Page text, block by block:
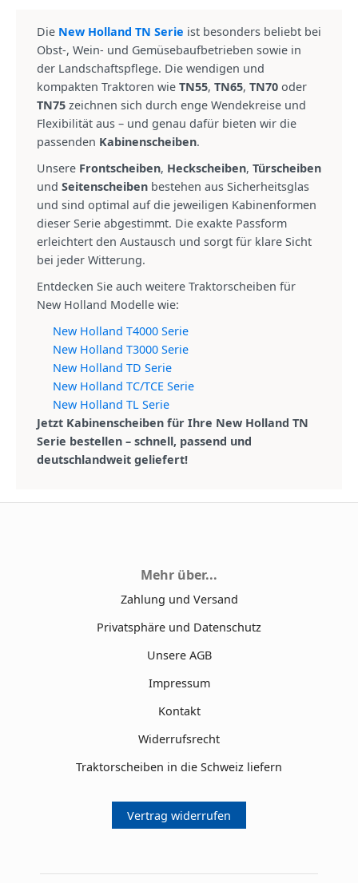
Die New Holland TN Serie ist besonders beliebt bei
Obst-, Wein- und Gemüsebaufbetrieben sowie in
der Landschaftspflege. Die wendigen und
kompakten Traktoren wie TN55, TN65, TN70 oder
TN75 zeichnen sich durch enge Wendekreise und
Flexibilität aus – und genau dafür bieten wir die
passenden Kabinenscheiben.
Unsere Frontscheiben, Heckscheiben, Türscheiben
und Seitenscheiben bestehen aus Sicherheitsglas
und sind optimal auf die jeweiligen Kabinenformen
dieser Serie abgestimmt. Die exakte Passform
erleichtert den Austausch und sorgt für klare Sicht
bei jeder Witterung.
Entdecken Sie auch weitere Traktorscheiben für
New Holland Modelle wie:
New Holland T4000 Serie
New Holland T3000 Serie
New Holland TD Serie
New Holland TC/TCE Serie
New Holland TL Serie
Jetzt Kabinenscheiben für Ihre New Holland TN
Serie bestellen – schnell, passend und
deutschlandweit geliefert!
Mehr über...
Zahlung und Versand
Privatsphäre und Datenschutz
Unsere AGB
Impressum
Kontakt
Widerrufsrecht
Traktorscheiben in die Schweiz liefern
Vertrag widerrufen